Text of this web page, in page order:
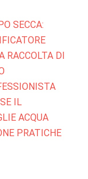
SECCA:
RACCOLTA DI
IL
ACQUA
PRATICHE